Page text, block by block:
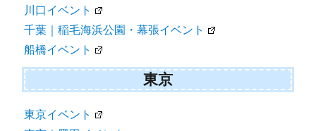
川口イベント
千葉｜稲毛海浜公園・幕張イベント
船橋イベント
東京
東京イベント